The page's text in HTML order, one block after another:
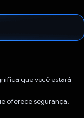
que você estará
oferece segurança.